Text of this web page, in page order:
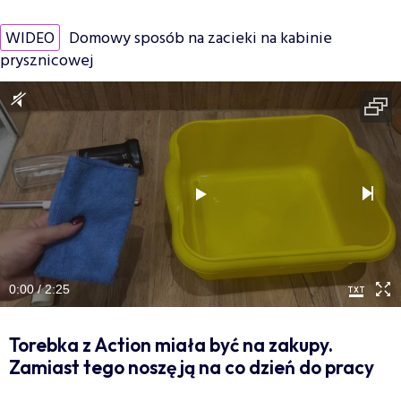
WIDEO Domowy sposób na zacieki na kabinie
prysznicowej
0:00 / 2:25
Torebka z Action miała być na zakupy.
Zamiast tego noszę ją na co dzień do pracy